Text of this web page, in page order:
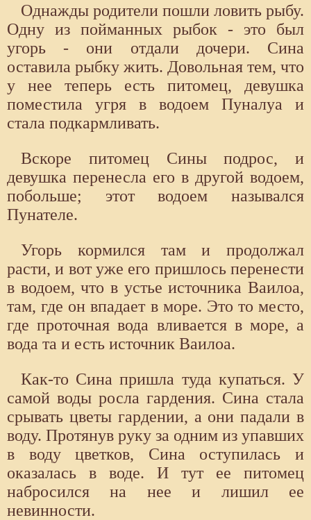
Однажды родители пошли ловить рыбу.
Одну из пойманных рыбок - это был
угорь - они отдали дочери. Сина
оставила рыбку жить. Довольная тем, что
у нее теперь есть питомец, девушка
поместила угря в водоем Пуналуа и
стала подкармливать.
Вскоре питомец Сины подрос, и
девушка перенесла его в другой водоем,
побольше; этот водоем назывался
Пунателе.
Угорь кормился там и продолжал
расти, и вот уже его пришлось перенести
в водоем, что в устье источника Ваилоа,
там, где он впадает в море. Это то место,
где проточная вода вливается в море, а
вода та и есть источник Ваилоа.
Как-то Сина пришла туда купаться. У
самой воды росла гардения. Сина стала
срывать цветы гардении, а они падали в
воду. Протянув руку за одним из упавших
в воду цветков, Сина оступилась и
оказалась в воде. И тут ее питомец
набросился на нее и лишил ее
невинности.